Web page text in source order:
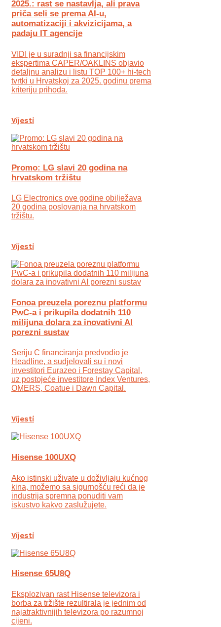
2025.: rast se nastavlja, ali prava
priča seli se prema AI-u,
automatizaciji i akvizicijama, a
padaju IT agencije
VIDI je u suradnji sa financijskim
ekspertima CAPER/OAKLINS objavio
detaljnu analizu i listu TOP 100+ hi-tech
tvrtki u Hrvatskoj za 2025. godinu prema
kriteriju prihoda.
Vijesti
Promo: LG slavi 20 godina na
hrvatskom tržištu
LG Electronics ove godine obilježava
20 godina poslovanja na hrvatskom
tržištu.
Vijesti
Fonoa preuzela poreznu platformu
PwC-a i prikupila dodatnih 110
milijuna dolara za inovativni AI
porezni sustav
Seriju C financiranja predvodio je
Headline, a sudjelovali su i novi
investitori Eurazeo i Forestay Capital,
uz postojeće investitore Index Ventures,
OMERS, Coatue i Dawn Capital.
Vijesti
Hisense 100UXQ
Ako istinski uživate u doživljaju kućnog
kina, možemo sa sigurnošću reći da je
industrija spremna ponuditi vam
iskustvo kakvo zaslužujete.
Vijesti
Hisense 65U8Q
Eksplozivan rast Hisense televizora i
borba za tržište rezultirala je jednim od
najatraktivnijih televizora po razumnoj
cijeni.